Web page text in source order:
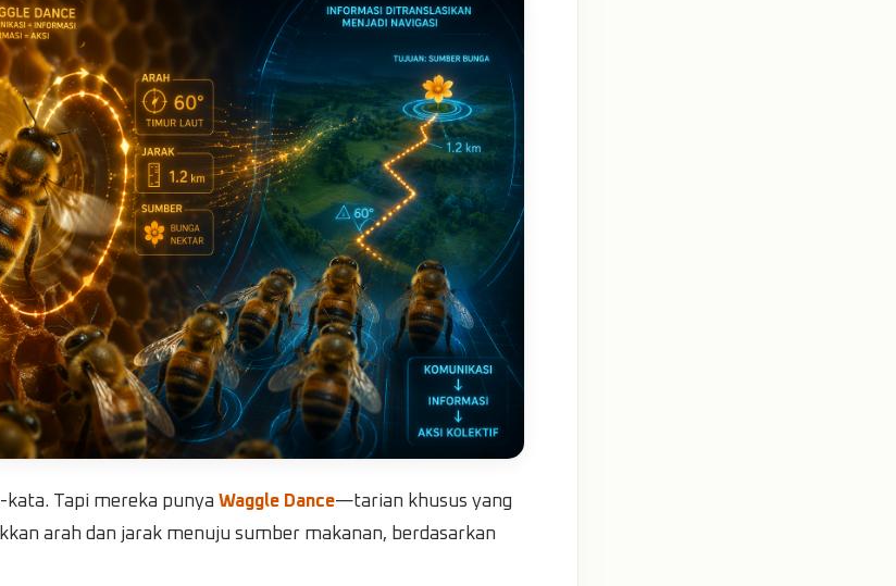
kata. Tapi mereka punya Waggle Dance—tarian khusus yang
arah dan jarak menuju sumber makanan, berdasarkan